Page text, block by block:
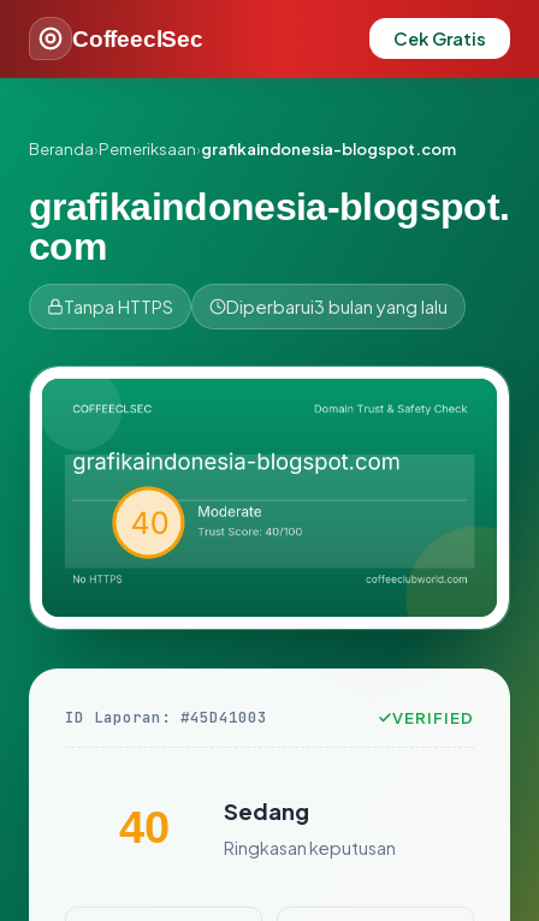
CoffeeclSec Cek Gratis
Beranda›Pemeriksaan›grafikaindonesia-blogspot.com
grafikaindonesia-blogspot.
com
Tanpa HTTPS Diperbarui3 bulan yang lalu
ID Laporan: #45D41003 VERIFIED
40 Sedang
Ringkasan keputusan